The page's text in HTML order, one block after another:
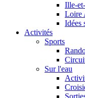
Ille-
Loire
Idées
Activités
Sports
Sur l'eau